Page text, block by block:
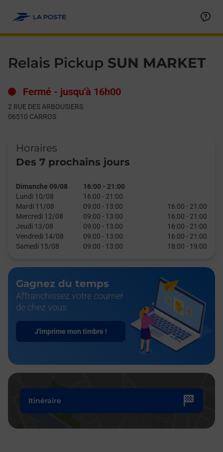
Relais Pickup SUN MARKET
Fermé - jusqu'à 16h00
2 RUE DES ARBOUSIERS
06510 CARROS
Horaires
Des 7 prochains jours
Dimanche 09/08 16:00 - 21:00
Lundi 10/08
16:00 - 21:00
Mardi 11/08
09:00 - 13:00 16:00 - 21:00
Mercredi 12/08
09:00 - 13:00 16:00 - 21:00
Jeudi 13/08
09:00 - 13:00 16:00 - 21:00
Vendredi 14/08
09:00 - 13:00 16:00 - 21:00
Samedi 15/08
09:00 - 13:00 18:00 - 19:00
Gagnez du temps
Affranchissez votre courrier
de chez vous
J'imprime mon timbre !
Itinéraire